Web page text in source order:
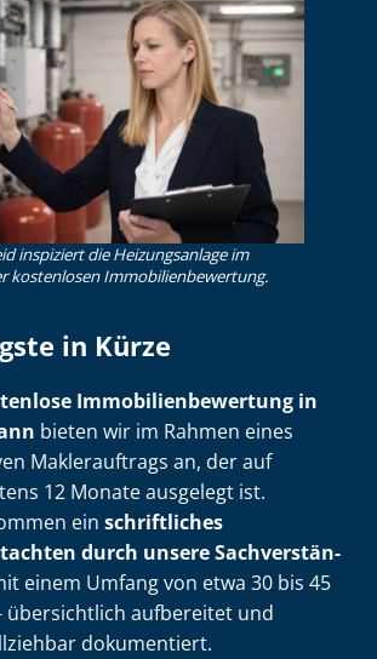
inspiziert die Heizungsanlage im
kostenlosen Im­mo­bi­li­en­be­wer­tung.
in Kürze
Im­mo­bi­li­en­be­wer­tung in
bieten wir im Rahmen eines
Maklerauftrags an, der auf
12 Monate ausgelegt ist.
ein schriftliches
durch unsere Sach­ver­stän­
einem Umfang von etwa 30 bis 45
übersichtlich aufbereitet und
dokumentiert.